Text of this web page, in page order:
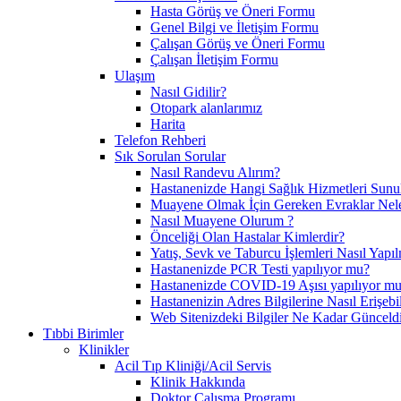
Hasta Görüş ve Öneri Formu
Genel Bilgi ve İletişim Formu
Çalışan Görüş ve Öneri Formu
Çalışan İletişim Formu
Ulaşım
Nasıl Gidilir?
Otopark alanlarımız
Harita
Telefon Rehberi
Sık Sorulan Sorular
Nasıl Randevu Alırım?
Hastanenizde Hangi Sağlık Hizmetleri
Muayene Olmak İçin Gereken Evraklar
Nasıl Muayene Olurum ?
Önceliği Olan Hastalar Kimlerdir?
Yatış, Sevk ve Taburcu İşlemleri Nasıl
Hastanenizde PCR Testi yapılıyor mu?
Hastanenizde COVID-19 Aşısı yapılıyor
Hastanenizin Adres Bilgilerine Nasıl
Web Sitenizdeki Bilgiler Ne Kadar
Tıbbi Birimler
Klinikler
Acil Tıp Kliniği/Acil Servis
Klinik Hakkında
Doktor Çalışma Programı